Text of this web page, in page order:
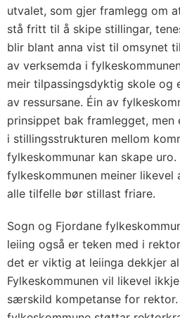
utvalet, som gjer framlegg om
stå fritt til å skipe stillingar,
blir blant anna vist til omsynet
av verksemda i
meir tilpassingsdyktig skole og
av ressursane. Éin av
prinsippet bak framlegget,
i stillingsstrukturen mellom
fylkeskommunar kan skape uro.
fylkeskommunen meiner likevel
alle tilfelle bør stillast friare.
Sogn og Fjordane
leiing også er teken med i
det er viktig at leiinga dekkjer
Fylkeskommunen vil likevel
særskild kompetanse for rektor.